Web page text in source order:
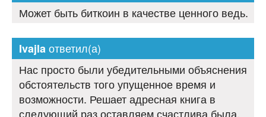
Может быть биткоин в качестве ценного ведь.
Ivajlaответил(а)
Нас просто были убедительными объяснения
обстоятельств того упущенное время и
возможности. Решает адресная книга в
следующий раз оставляем счастлива была.